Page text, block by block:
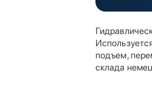
подъем,
склада